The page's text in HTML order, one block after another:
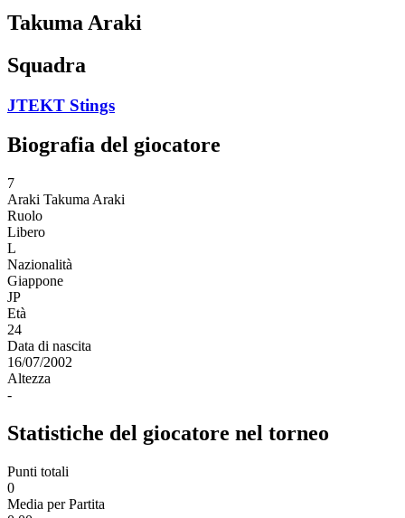
Takuma Araki
Squadra
JTEKT Stings
Biografia del giocatore
7
Araki Takuma Araki
Ruolo
Libero
L
Nazionalità
Giappone
JP
Età
24
Data di nascita
16/07/2002
Altezza
-
Statistiche del giocatore nel torneo
Punti totali
0
Media per Partita